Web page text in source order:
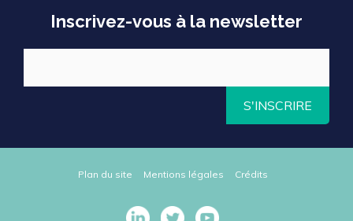
Inscrivez-vous à la newsletter
S'INSCRIRE
Plan du site Mentions légales Crédits